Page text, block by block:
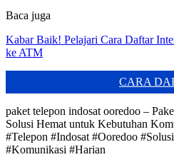
Baca juga
Kabar Baik! Pelajari Cara Daftar
ke ATM
CARA
paket telepon indosat ooredoo –
Solusi Hemat untuk Kebutuhan
#Telepon #Indosat #Ooredoo
#Komunikasi #Harian